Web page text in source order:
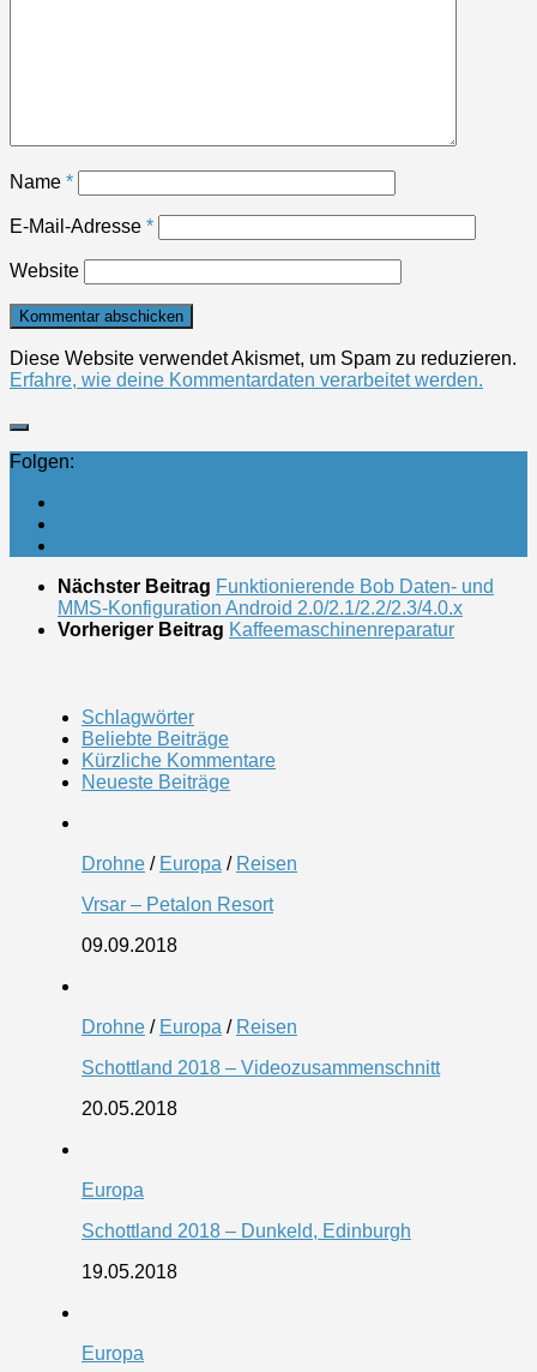
Name *
E-Mail-Adresse *
Website
Diese Website verwendet Akismet, um Spam zu reduzieren.
Erfahre, wie deine Kommentardaten verarbeitet werden.
Folgen:
Nächster Beitrag Funktionierende Bob Daten- und
MMS-Konfiguration Android 2.0/2.1/2.2/2.3/4.0.x
Vorheriger Beitrag Kaffeemaschinenreparatur
Schlagwörter
Beliebte Beiträge
Kürzliche Kommentare
Neueste Beiträge
Drohne / Europa / Reisen
Vrsar – Petalon Resort
09.09.2018
Drohne / Europa / Reisen
Schottland 2018 – Videozusammenschnitt
20.05.2018
Europa
Schottland 2018 – Dunkeld, Edinburgh
19.05.2018
Europa